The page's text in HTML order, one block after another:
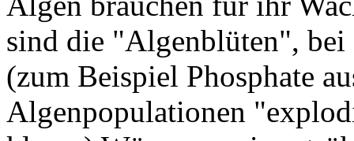
sind die "Algenblüten",
(zum Beispiel Phosphate
Algenpopulationen